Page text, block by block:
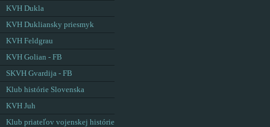
KVH Dukla
KVH Dukliansky priesmyk
KVH Feldgrau
KVH Golian - FB
SKVH Gvardija - FB
Klub histórie Slovenska
KVH Juh
Klub priateľov vojenskej histórie